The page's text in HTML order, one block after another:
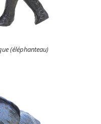
(éléphanteau)